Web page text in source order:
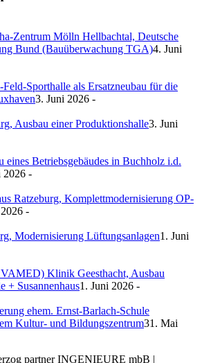
Zentrum Mölln Hellbachtal, Deutsche
Bund (Bauüberwachung TGA)4. Juni
Sporthalle als Ersatzneubau für die
3. Juni 2026 -
Ausbau einer Produktionshalle3. Juni
eines Betriebsgebäudes in Buchholz i.d.
2026 -
Ratzeburg, Komplettmodernisierung OP-
-
Modernisierung Lüftungsanlagen1. Juni
Klinik Geesthacht, Ausbau
+ Susannenhaus1. Juni 2026 -
ehem. Ernst-Barlach-Schule
Kultur- und Bildungszentrum31. Mai
partner INGENIEURE mbB |